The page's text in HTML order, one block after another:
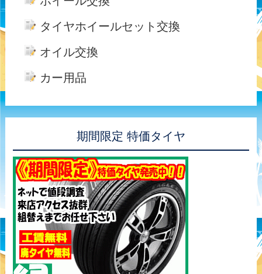
タイヤホイールセット交換
オイル交換
カー用品
期間限定 特価タイヤ